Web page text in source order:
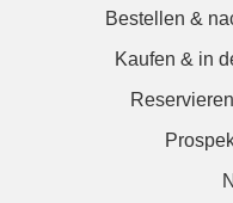
Bestellen &
Kaufen & in